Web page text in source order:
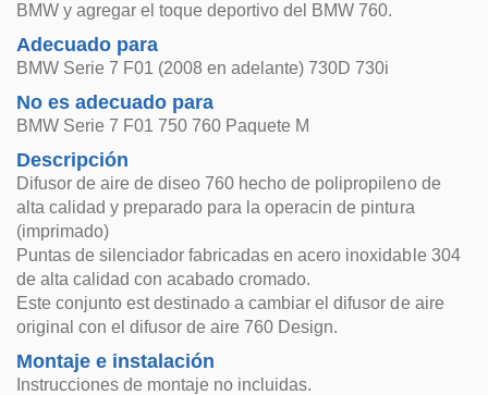
BMW y agregar el toque deportivo del BMW 760.
Adecuado para
BMW Serie 7 F01 (2008 en adelante) 730D 730i
No es adecuado para
BMW Serie 7 F01 750 760 Paquete M
Descripción
Difusor de aire de diseo 760 hecho de polipropileno de
alta calidad y preparado para la operacin de pintura
(imprimado)
Puntas de silenciador fabricadas en acero inoxidable 304
de alta calidad con acabado cromado.
Este conjunto est destinado a cambiar el difusor de aire
original con el difusor de aire 760 Design.
Montaje e instalación
Instrucciones de montaje no incluidas.